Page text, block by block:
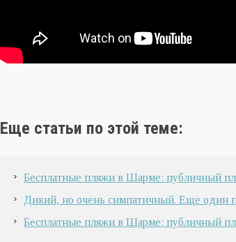
Еще статьи по этой теме:
Бесплатные пляжи в Шарме: публичный
Дикий, но очень симпатичный. Еще
Бесплатные пляжи в Шарме: публичный